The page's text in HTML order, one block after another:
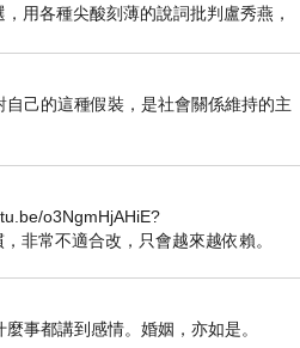
用各種尖酸刻薄的說詞批判盧秀燕，
度輸給陳其邁，甚至還說盧
己的這種假裝，是社會關係維持的主
o3NgmHjAHiE?
非常不適合改，只會越來越依賴。
事都講到感情。婚姻，亦如是。